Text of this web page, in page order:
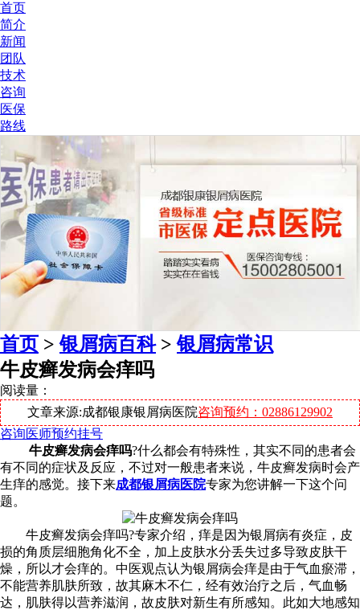
首页
简介
新闻
团队
技术
咨询
医保
路线
首页 >银屑病百科>银屑病常识
牛皮癣发病会痒吗
阅读量：
文章来源:成都银康银屑病医院咨询预约：02886129902
咨询医师预约挂号
牛皮癣发病会痒吗?什么都会有特殊性，其实不同的患者会
有不同的症状及反应，不过对一般患者来说，牛皮癣发病时会产
生痒的感觉。接下来成都银屑病医院专家为您讲解一下这个问
题。
牛皮癣发病会痒吗?专家介绍，痒是因为银屑病有炎症，皮
损的角质层细胞角化不全，加上皮肤水分丢失过多导致皮肤干
燥，所以才会痒的。中医观点认为银屑病会痒是由于气血瘀滞，
不能营养肌肤所致，故其麻木不仁，经有效治疗之后，气血畅
达，肌肤得以营养滋润，故皮肤对新生有所感知。此如大地感知